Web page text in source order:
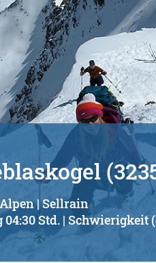
| Sellrain
04:30 Std. | Schwierigkeit